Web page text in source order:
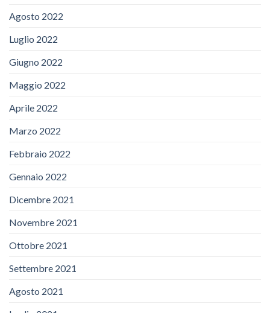
Agosto 2022
Luglio 2022
Giugno 2022
Maggio 2022
Aprile 2022
Marzo 2022
Febbraio 2022
Gennaio 2022
Dicembre 2021
Novembre 2021
Ottobre 2021
Settembre 2021
Agosto 2021